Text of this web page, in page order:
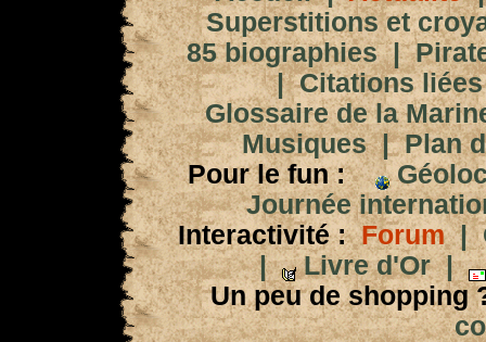
Superstitions et
85 biographies|
|Citations
Glossaire de la
Musiques|Plan
Pour le fun :
Journée
Interactivité : Forum|
|
Livre d'Or|
Un peu de shopping